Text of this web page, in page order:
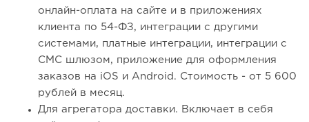
онлайн-оплата на сайте и в приложениях
клиента по 54-ФЗ, интеграции с другими
системами, платные интеграции, интеграции с
СМС шлюзом, приложение для оформления
заказов на iOS и Android. Стоимость - от 5 600
рублей в месяц.
Для агрегатора доставки. Включает в себя